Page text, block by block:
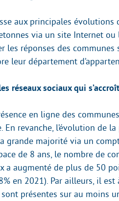
aux principales
via un site Internet ou
les réponses des
leur département
réseaux sociaux qui
en ligne des
En revanche, l’évolution de
grande majorité via un
de 8 ans, le nombre de
a augmenté de plus de 50
en 2021). Par ailleurs, il
présentes sur au moins